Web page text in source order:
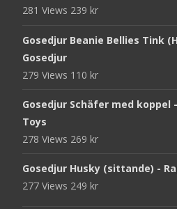
281 Views 239 kr
Gosedjur Beanie Bellies Tink
Gosedjur
279 Views 110 kr
Gosedjur Schäfer med koppel
Toys
278 Views 269 kr
Gosedjur Husky (sittande) -
277 Views 249 kr